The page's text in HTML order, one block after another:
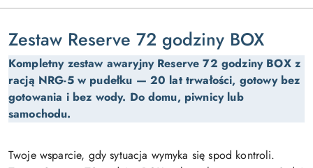
Zestaw Reserve 72 godziny BOX
Kompletny zestaw awaryjny Reserve 72 godziny BOX z
racją NRG-5 w pudełku — 20 lat trwałości, gotowy bez
gotowania i bez wody. Do domu, piwnicy lub
samochodu.
Twoje wsparcie, gdy sytuacja wymyka się spod kontroli.